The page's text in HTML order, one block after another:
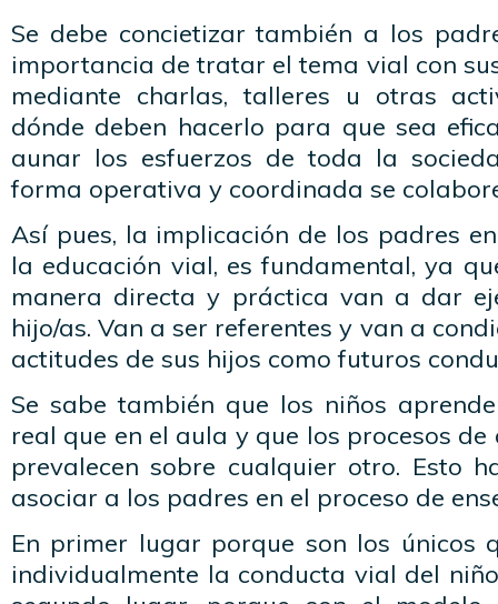
Se debe concietizar también a los
importancia de tratar el tema vial con
mediante charlas, talleres u otras
dónde deben hacerlo para que sea
aunar los esfuerzos de toda la
forma operativa y coordinada se
Así pues, la implicación de los padres
la educación vial, es fundamental, ya
manera directa y práctica van a dar
hijo/as. Van a ser referentes y van a
actitudes de sus hijos como futuros
Se sabe también que los niños
real que en el aula y que los procesos
prevalecen sobre cualquier otro. Esto
asociar a los padres en el proceso de
En primer lugar porque son los únicos
individualmente la conducta vial del